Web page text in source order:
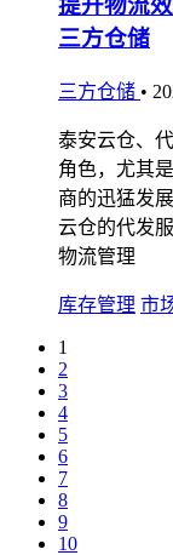
提升物流
三方仓储
三方仓储 •
泰安云仓、
角色，尤其
商的迅猛发
云仓的代发
物流管理
库存管理 市
1
2
3
4
5
6
7
8
9
10